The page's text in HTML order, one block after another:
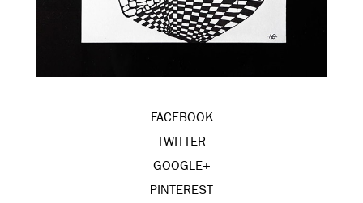
FACEBOOK
TWITTER
GOOGLE+
PINTEREST